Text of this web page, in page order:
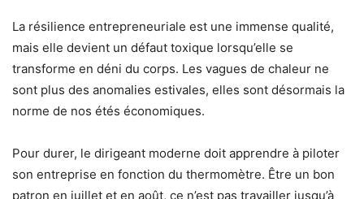
La résilience entrepreneuriale est une immense qualité,
mais elle devient un défaut toxique lorsqu’elle se
transforme en déni du corps. Les vagues de chaleur ne
sont plus des anomalies estivales, elles sont désormais la
norme de nos étés économiques.
Pour durer, le dirigeant moderne doit apprendre à piloter
son entreprise en fonction du thermomètre. Être un bon
patron en juillet et en août, ce n’est pas travailler jusqu’à